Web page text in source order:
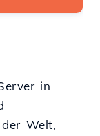
in
Welt,